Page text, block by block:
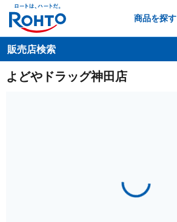
商品を探す
販売店検索
よどやドラッグ神田店
Loading...